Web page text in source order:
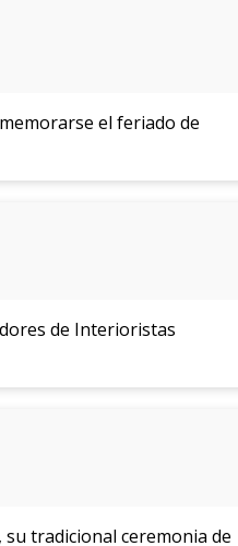
el feriado de
de Interioristas
su tradicional ceremonia de